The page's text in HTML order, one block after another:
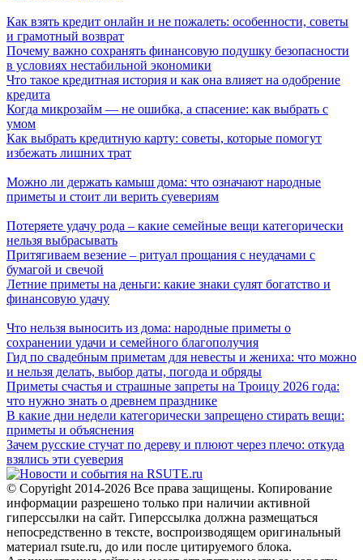
Как взять кредит онлайн и не пожалеть: особенности, советы
и грамотный возврат
Почему важно сохранять финансовую подушку безопасности
в условиях нестабильной экономики
Что такое кредитная история и как она влияет на одобрение
кредита
Когда микрозайм — не ошибка, а спасение: как выбрать с
умом
Как выбрать кредитную карту: советы, которые помогут
избежать лишних трат
Можно ли держать камыш дома: что означают народные
приметы и стоит ли верить суевериям
Потеряете удачу рода – какие семейные вещи категорически
нельзя выбрасывать
Притягиваем везение – ритуал прощания с неудачами с
бумагой и свечой
Летние приметы на деньги: какие знаки сулят богатство и
финансовую удачу
Что нельзя выносить из дома: народные приметы о
сохранении удачи и семейного благополучия
Гид по свадебным приметам для невесты и жениха: что можно
и нельзя делать, выбор даты, погода и обряды
Приметы счастья и страшные запреты на Троицу 2026 года:
что нужно знать о древнем празднике
В какие дни недели категорически запрещено стирать вещи:
приметы и объяснения
Зачем русские стучат по дереву и плюют через плечо: откуда
взялись эти суеверия
© Copyright 2014-2026 Все права защищены. Копирование
информации разрешено только при наличии активной
гиперссылки на сайт. Гиперссылка должна размещаться
непосредственно в тексте, воспроизводящем оригинальный
материал rsute.ru, до или после цитируемого блока.